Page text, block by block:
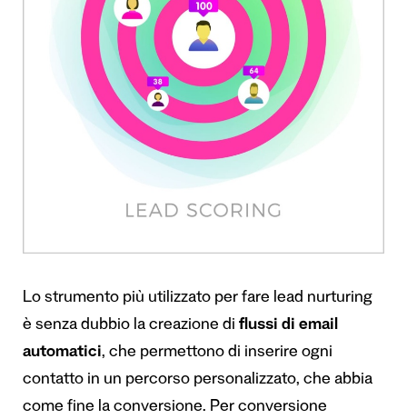
Lo strumento più utilizzato per fare lead nurturing
è senza dubbio la creazione di flussi di email
automatici, che permettono di inserire ogni
contatto in un percorso personalizzato, che abbia
come fine la conversione. Per conversione